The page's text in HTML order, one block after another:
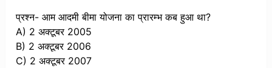
प्रश्न- आम आदमी बीमा योजना का प्रारम्भ कब हुआ था?
A) 2 अक्टूबर 2005
B) 2 अक्टूबर 2006
C) 2 अक्टूबर 2007